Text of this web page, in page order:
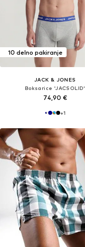
10 delno pakiranje
JACK & JONES
Boksarice 'JACSOLID'
74,90 €
+1